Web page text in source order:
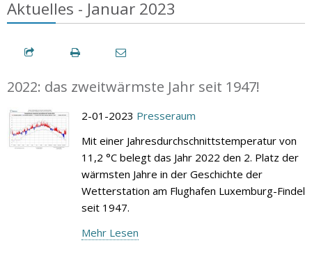
Aktuelles - Januar 2023
2022: das zweitwärmste Jahr seit 1947!
2-01-2023 Presseraum
Mit einer Jahresdurchschnittstemperatur von
11,2 °C belegt das Jahr 2022 den 2. Platz der
wärmsten Jahre in der Geschichte der
Wetterstation am Flughafen Luxemburg-Findel
seit 1947.
Mehr Lesen